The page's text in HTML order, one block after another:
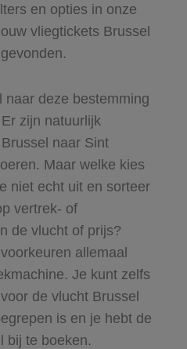
en opties in onze
vliegtickets Brussel
naar deze bestemming
zijn natuurlijk
naar Sint
Maar welke kies
niet echt uit en sorteer
vertrek- of
de vlucht of prijs?
allemaal
Je kunt zelfs
de vlucht Brussel
is en je hebt de
bij te boeken.